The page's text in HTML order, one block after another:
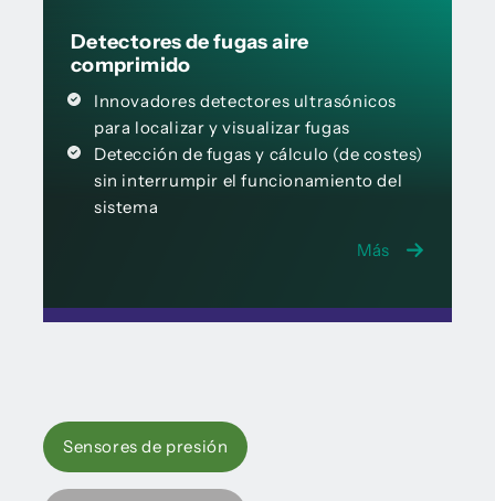
Detectores de fugas aire
comprimido
Innovadores detectores ultrasónicos
para localizar y visualizar fugas
Detección de fugas y cálculo (de costes)
sin interrumpir el funcionamiento del
sistema
Más
Sensores de presión